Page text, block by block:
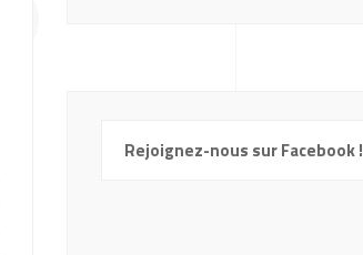
Rejoignez-nous sur Facebook !